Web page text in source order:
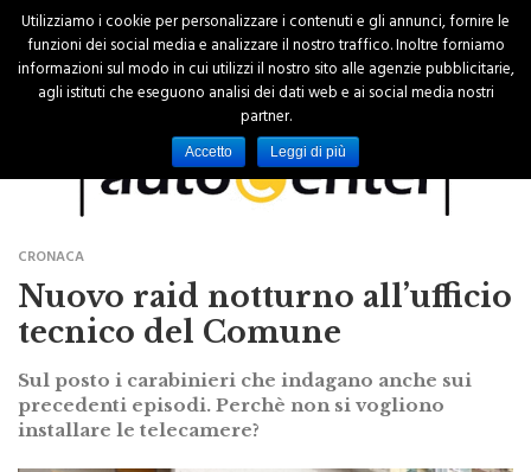
CRONACA
Nuovo raid notturno all’ufficio
tecnico del Comune
Sul posto i carabinieri che indagano anche sui
precedenti episodi. Perchè non si vogliono
Utilizziamo i cookie per personalizzare i contenuti e gli annunci, fornire le
funzioni dei social media e analizzare il nostro traffico. Inoltre forniamo
informazioni sul modo in cui utilizzi il nostro sito alle agenzie pubblicitarie,
agli istituti che eseguono analisi dei dati web e ai social media nostri
partner.
Accetto Leggi di più